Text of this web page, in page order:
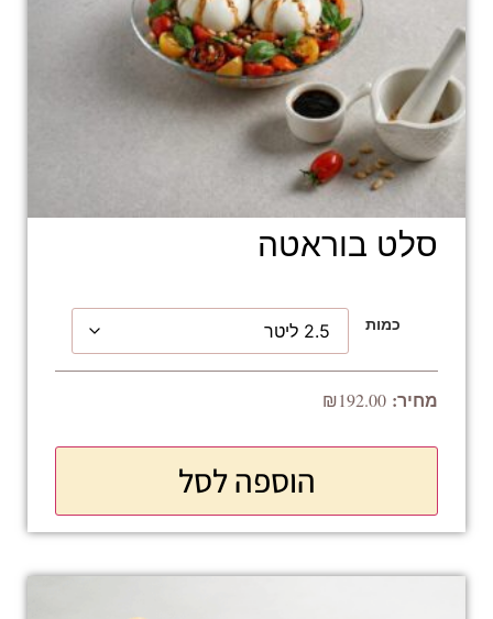
סלט בוראטה
כמות
₪192.00
הוספה לסל